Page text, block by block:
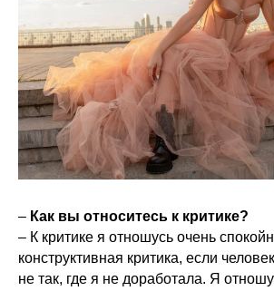
– Как вы относитесь к критике?
– К критике я отношусь очень
конструктивная критика, если
не так, где я не доработала. Я